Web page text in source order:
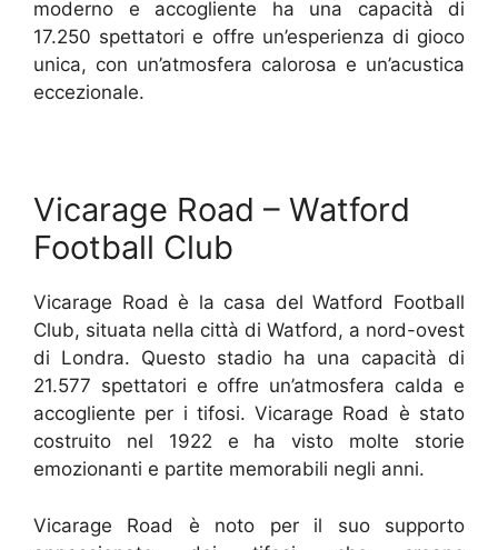
moderno e accogliente ha una capacità di
17.250 spettatori e offre un’esperienza di gioco
unica, con un’atmosfera calorosa e un’acustica
eccezionale.
Vicarage Road – Watford
Football Club
Vicarage Road è la casa del Watford Football
Club, situata nella città di Watford, a nord-ovest
di Londra. Questo stadio ha una capacità di
21.577 spettatori e offre un’atmosfera calda e
accogliente per i tifosi. Vicarage Road è stato
costruito nel 1922 e ha visto molte storie
emozionanti e partite memorabili negli anni.
Vicarage Road è noto per il suo supporto